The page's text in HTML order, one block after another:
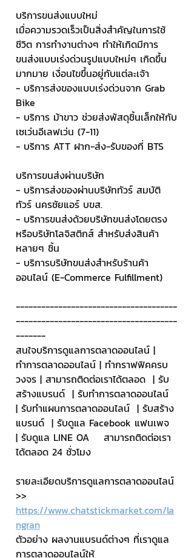
บริการขนส่งแบบใหม่
เมื่อความรวดเร็วเป็นสิ่งสำคัญในการใช้
ชีวิต การทำงานต่างๆ ทำให้เกิดมีการ
ขนส่งแบบเร่งด่วนรูปแบบใหม่ๆ เกิดขึ้น
มากมาย เงื่อนไขขึ้นอยู่กับแต่ละเจ้า
- บริการส่งของแบบเร่งด่วนจาก Grab
Bike
- บริการ ม้าขาว ช่วยส่งพัสดุชิ้นเล็กให้กับ
เซเว่นอีเลฟเว่น (7-11)
- บริการ ATT ฝาก-ส่ง-รับของที่ BTS
บริการขนส่งผ่านบริษัท
- บริการส่งของผ่านบริษัททัวร์ สมบัติ
ทัวร์ นครชัยแอร์ บขส.
- บริการขนส่งด้วยบริษัทขนส่งโดยตรง
หรือบริษัทโลจิสติกส์ สำหรับส่งสินค้า
หลายๆ ชิ้น
- บริการบริษัทขนส่งสำหรับร้านค้า
ออนไลน์ (E-Commerce Fulfillment)
--------------------------------------
--------------------------------------
-------
สนใจบริการดูแลการตลาดออนไลน์ |
ทำการตลาดออนไลน์ | ทำกราฟฟิคครบ
วงจร | สามารถติดต่อเราได้ตลอด  | รับ
สร้างแบรนด์  | รับทำการตลาดออนไลน์
| รับทำแผนการตลาดออนไลน์  | รับสร้าง
แบรนด์  | รับดูแล Facebook แฟนเพจ
| รับดูแล LINE OA    สามารถติดต่อเรา
ได้ตลอด 24 ชั่วโมง
รายละเอียดบริการดูแลการตลาดออนไลน์
>>
https://www.chatstickmarket.com/la
ngran
ตัวอย่าง ผลงานแบรนด์ต่างๆ ที่เราดูแล
การตลาดออนไลน์ให้